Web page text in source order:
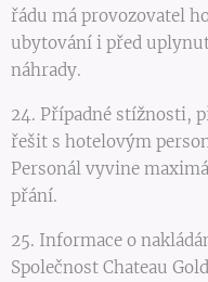
řádu má provozovatel
ubytování i před
náhrady.
24. Případné stížnosti,
řešit s hotelovým
Personál vyvine
přání.
25. Informace o
Společnost Chateau